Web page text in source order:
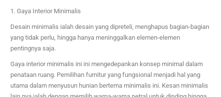
1. Gaya Interior Minimalis
Desain minimalis ialah desain yang dipreteli, menghapus bagian-bagian
yang tidak perlu, hingga hanya meninggalkan elemen-elemen
pentingnya saja.
Gaya interior minimalis ini ini mengedepankan konsep minimal dalam
penataan ruang. Pemilihan furnitur yang fungsional menjadi hal yang
utama dalam menyusun hunian bertema minimalis ini. Kesan minimalis